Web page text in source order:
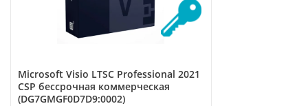
Microsoft Visio LTSC Professional 2021
CSP бессрочная коммерческая
(DG7GMGF0D7D9:0002)